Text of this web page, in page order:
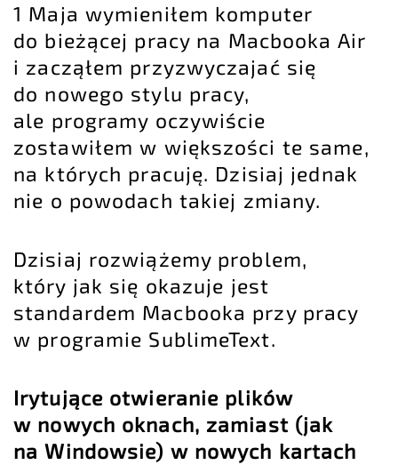
1 Maja wymieniłem komputer
do bieżącej pracy na Macbooka Air
i zacząłem przyzwyczajać się
do nowego stylu pracy,
ale programy oczywiście
zostawiłem w większości te same,
na których pracuję. Dzisiaj jednak
nie o powodach takiej zmiany.
Dzisiaj rozwiążemy problem,
który jak się okazuje jest
standardem Macbooka przy pracy
w programie SublimeText.
Irytujące otwieranie plików
w nowych oknach, zamiast (jak
na Windowsie) w nowych kartach